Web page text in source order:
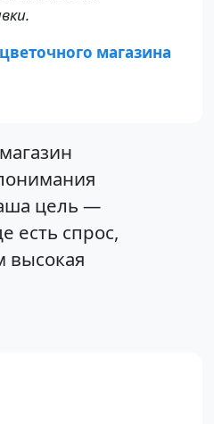
магазина
цель —
есть спрос,
высокая